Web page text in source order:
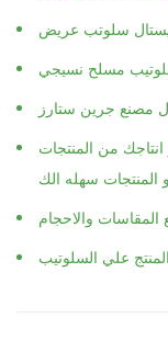
سلوتب عريض
مسلح نسيجي
من المنتجات
و المنتجات سهله الك
والاحجام
علي السلوتيب